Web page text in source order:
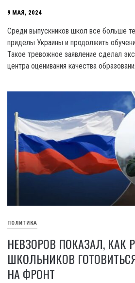
9 МАЯ, 2024
Среди выпускников школ все больше
приделы Украины и продолжить
Такое тревожное заявление сделал
центра оценивания качества
ПОЛИТИКА
НЕВЗОРОВ ПОКАЗАЛ, КАК
ШКОЛЬНИКОВ
НА ФРОНТ